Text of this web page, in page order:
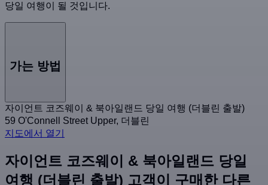
당일 여행이 될 것입니다.
가는 방법
자이언트 코즈웨이 & 북아일랜드 당일 여행 (더블린 출발)
59 O'Connell Street Upper, 더블린
지도에서 열기
자이언트 코즈웨이 & 북아일랜드 당일
여행 (더블린 출발) 고객이 구매한 다른